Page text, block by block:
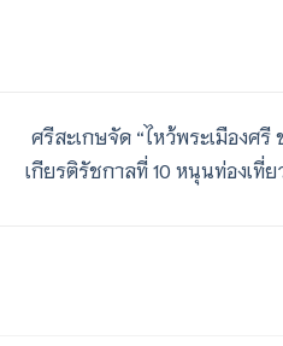
ศรีสะเกษจัด “ไหว้พระเมืองศรี
เกียรติรัชกาลที่ 10 หนุนท่องเที่